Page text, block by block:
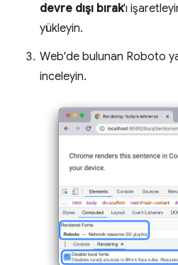
devre dışı bırak'ı
yükleyin.
Web'de bulunan Roboto
inceleyin.